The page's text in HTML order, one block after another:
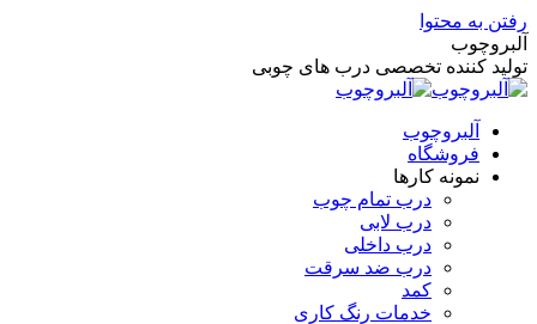
رفتن به محتوا
آلبروچوب
تولید کننده تخصصی درب های چوبی
آلبروچوب
فروشگاه
نمونه کارها
درب تمام چوب
درب لابی
درب داخلی
درب ضد سرقت
کمد
خدمات رنگ کاری